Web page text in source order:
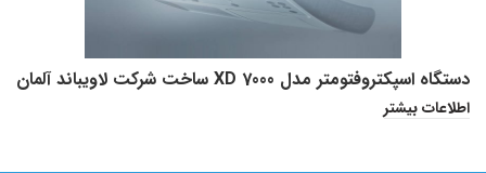
دستگاه اسپکتروفتومتر مدل XD 7000 ساخت شرکت لاویباند آلمان
اطلاعات بیشتر